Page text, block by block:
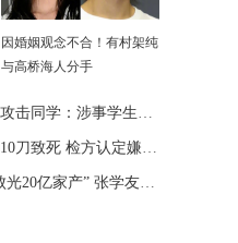
因婚姻观念不合！有村架纯
与高桥海人分手
河南巩义通报男生用板凳攻击同学：涉事学生已被劝退
成都27岁女子家门口被刺10刀致死 检方认定嫌犯患精神分裂
网传“破产、欠债、妻子败光20亿家产” 张学友回应了